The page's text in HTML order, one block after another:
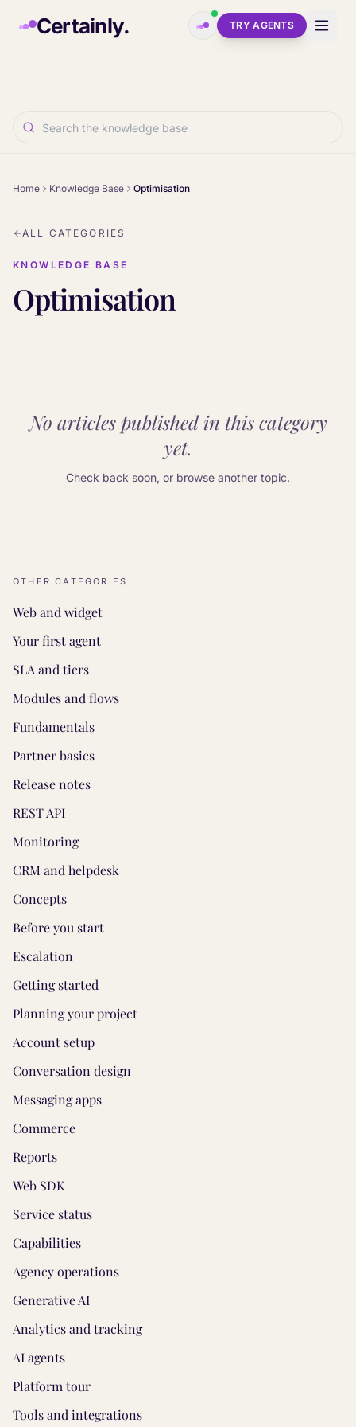
Certainly. TRY AGENTS
Home Knowledge Base Optimisation
ALL CATEGORIES
KNOWLEDGE BASE
Optimisation
No articles published in this category
yet.
Check back soon, or browse another topic.
OTHER CATEGORIES
Web and widget
Your first agent
SLA and tiers
Modules and flows
Fundamentals
Partner basics
Release notes
REST API
Monitoring
CRM and helpdesk
Concepts
Before you start
Escalation
Getting started
Planning your project
Account setup
Conversation design
Messaging apps
Commerce
Reports
Web SDK
Service status
Capabilities
Agency operations
Generative AI
Analytics and tracking
AI agents
Platform tour
Tools and integrations